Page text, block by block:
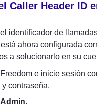
Caller Header ID
identificador de
ahora configurada
a solucionarlo en su
e inicie sesión
y contraseña.
Admin.